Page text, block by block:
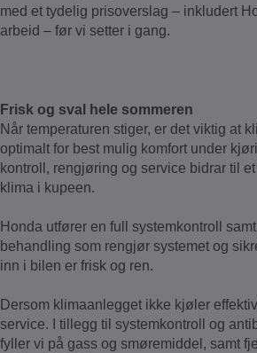
med et tydelig prisoverslag – inkludert
arbeid – før vi setter i gang.
Frisk og sval hele sommeren
Når temperaturen stiger, er det viktig at
optimalt for best mulig komfort under
kontroll, rengjøring og service bidrar til
klima i kupeen.
Honda utfører en full systemkontroll samt
behandling som rengjør systemet og
inn i bilen er frisk og ren.
Dersom klimaanlegget ikke kjøler
service. I tillegg til systemkontroll og
fyller vi på gass og smøremiddel, samt